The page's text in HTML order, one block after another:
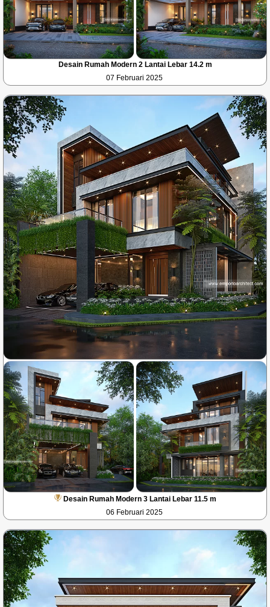
Desain Rumah Modern 2 Lantai Lebar 14.2 m
07 Februari 2025
Desain Rumah Modern 3 Lantai Lebar 11.5 m
06 Februari 2025